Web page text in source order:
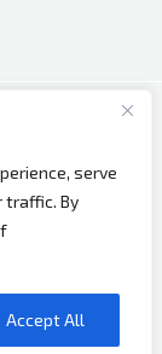
serve
traffic. By
Accept All